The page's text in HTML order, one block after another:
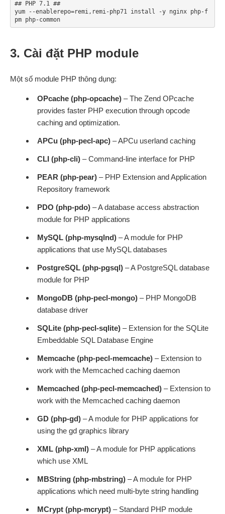
## PHP 7.1 ##
yum --enablerepo=remi,remi-php71 install -y nginx php-f
pm php-common
3. Cài đặt PHP module
Một số module PHP thông dụng:
OPcache (php-opcache) – The Zend OPcache
provides faster PHP execution through opcode
caching and optimization.
APCu (php-pecl-apc) – APCu userland caching
CLI (php-cli) – Command-line interface for PHP
PEAR (php-pear) – PHP Extension and Application
Repository framework
PDO (php-pdo) – A database access abstraction
module for PHP applications
MySQL (php-mysqlnd) – A module for PHP
applications that use MySQL databases
PostgreSQL (php-pgsql) – A PostgreSQL database
module for PHP
MongoDB (php-pecl-mongo) – PHP MongoDB
database driver
SQLite (php-pecl-sqlite) – Extension for the SQLite
Embeddable SQL Database Engine
Memcache (php-pecl-memcache) – Extension to
work with the Memcached caching daemon
Memcached (php-pecl-memcached) – Extension to
work with the Memcached caching daemon
GD (php-gd) – A module for PHP applications for
using the gd graphics library
XML (php-xml) – A module for PHP applications
which use XML
MBString (php-mbstring) – A module for PHP
applications which need multi-byte string handling
MCrypt (php-mcrypt) – Standard PHP module